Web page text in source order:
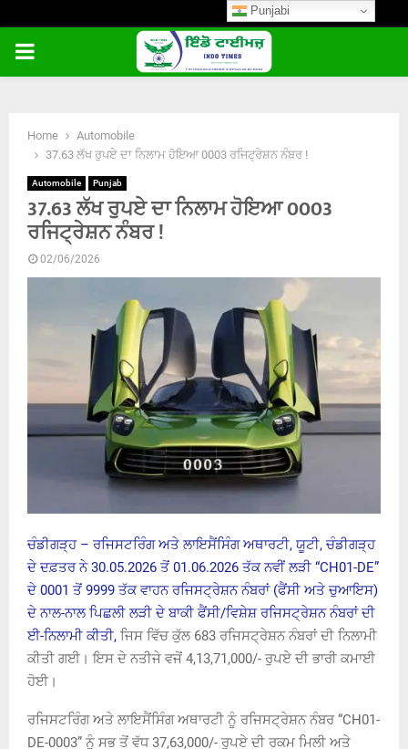
PRIMARY
Home
Automobile
37.63 ਲੱਖ ਰੁਪਏ ਦਾ ਨਿਲਾਮ ਹੋਇਆ 0003 ਰਜਿਟ੍ਰੇਸ਼ਨ ਨੰਬਰ !
Automobile Punjab
37.63 ਲੱਖ ਰੁਪਏ ਦਾ ਨਿਲਾਮ ਹੋਇਆ 0003
ਰਜਿਟ੍ਰੇਸ਼ਨ ਨੰਬਰ !
02/06/2026
ਚੰਡੀਗੜ੍ਹ – ਰਜਿਸਟਰਿੰਗ ਅਤੇ ਲਾਇਸੈਂਸਿੰਗ ਅਥਾਰਟੀ, ਯੂਟੀ, ਚੰਡੀਗੜ੍ਹ
ਦੇ ਦਫ਼ਤਰ ਨੇ 30.05.2026 ਤੋਂ 01.06.2026 ਤੱਕ ਨਵੀਂ ਲੜੀ “CH01-DE”
ਦੇ 0001 ਤੋਂ 9999 ਤੱਕ ਵਾਹਨ ਰਜਿਸਟ੍ਰੇਸ਼ਨ ਨੰਬਰਾਂ (ਫੈਂਸੀ ਅਤੇ ਚੁਆਇਸ)
ਦੇ ਨਾਲ-ਨਾਲ ਪਿਛਲੀ ਲੜੀ ਦੇ ਬਾਕੀ ਫੈਂਸੀ/ਵਿਸ਼ੇਸ਼ ਰਜਿਸਟ੍ਰੇਸ਼ਨ ਨੰਬਰਾਂ ਦੀ
ਈ-ਨਿਲਾਮੀ ਕੀਤੀ, ਜਿਸ ਵਿੱਚ ਕੁੱਲ 683 ਰਜਿਸਟ੍ਰੇਸ਼ਨ ਨੰਬਰਾਂ ਦੀ ਨਿਲਾਮੀ
ਕੀਤੀ ਗਈ। ਇਸ ਦੇ ਨਤੀਜੇ ਵਜੋਂ 4,13,71,000/- ਰੁਪਏ ਦੀ ਭਾਰੀ ਕਮਾਈ
ਹੋਈ।
ਰਜਿਸਟਰਿੰਗ ਅਤੇ ਲਾਇਸੈਂਸਿੰਗ ਅਥਾਰਟੀ ਨੂੰ ਰਜਿਸਟ੍ਰੇਸ਼ਨ ਨੰਬਰ “CH01-
DE-0003” ਨੂੰ ਸਭ ਤੋਂ ਵੱਧ 37,63,000/- ਰੁਪਏ ਦੀ ਰਕਮ ਮਿਲੀ ਅਤੇ
Punjabi